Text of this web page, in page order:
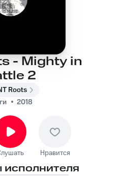
- Mighty in
2
Roots
2018
Нравится